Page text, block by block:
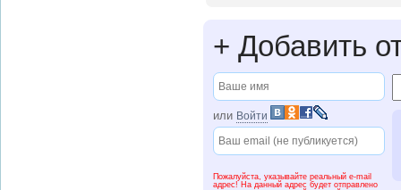
+ Добавить
или Войти
Пожалуйста, указывайте реальный e-mail
адрес! На данный адрес будет отправлено